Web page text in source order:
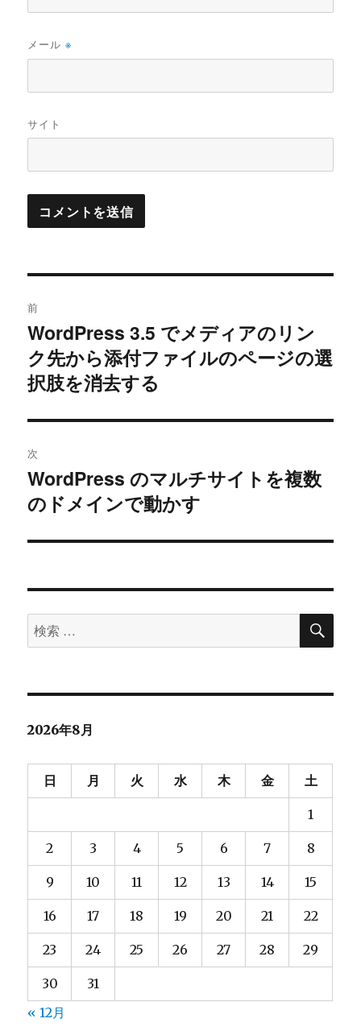
メール※
サイト
稿
ナ
ビ
ゲ
ー
シ
前
過
去
の
稿:
WordPress 3.5 でメディアのリン
ク先から添付ファイルのページの選
択肢を消去する
次
次
の
稿:
WordPress のマルチサイトを複数
のドメインで動かす
検
索
象:
検
2026年8月
日 月 火 水 木 金 土
1
2 3 4 5 6 7 8
9 10 11 12 13 14 15
16 17 18 19 20 21 22
23 24 25 26 27 28 29
30
31
« 12月